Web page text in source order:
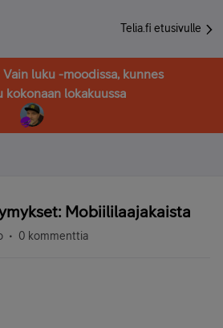
Telia.fi etusivulle
luku -moodissa, kunnes
kokonaan lokakuussa
Mobiililaajakaista
0 kommenttia